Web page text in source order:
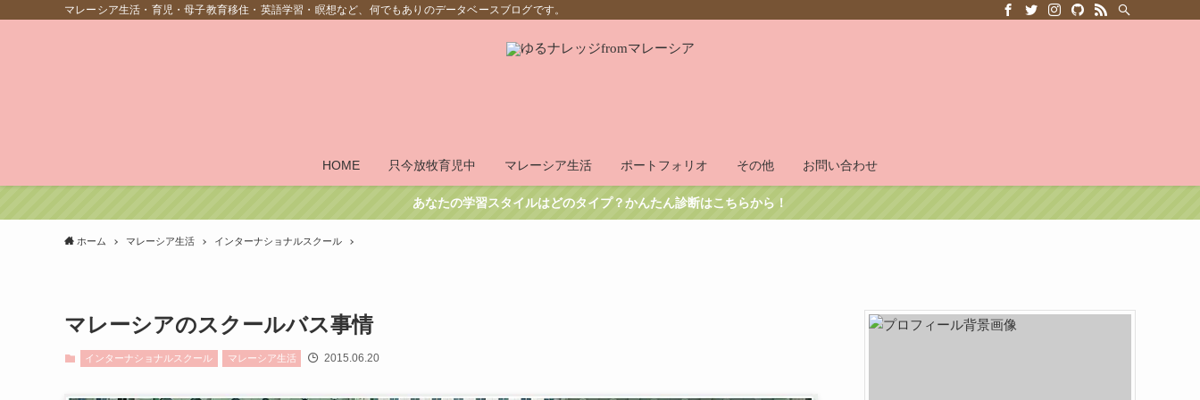
マレーシア生活・育児・母子教育移住・英語学習・瞑想など、何でもありのデータベースブログです。
HOME 只今放牧育児中 マレーシア生活 ポートフォリオ その他 お問い合わせ
あなたの学習スタイルはどのタイプ？かんたん診断はこちらから！
ホーム マレーシア生活 インターナショナルスクール
マレーシアのスクールバス事情
インターナショナルスクール マレーシア生活 2015.06.20